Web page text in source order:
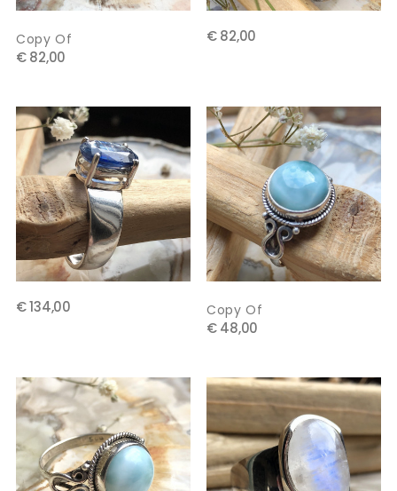
Copy Of
€ 82,00
€ 82,00
€ 134,00 Copy Of
€ 48,00